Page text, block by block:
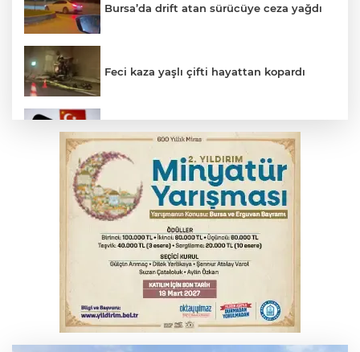
Bursa’da drift atan sürücüye ceza yağdı
Feci kaza yaşlı çifti hayattan kopardı
Resmi Gazete'de
Gençlerbirliği, Fenerbahçe maçı
hazırlıklarına başladı
Thorsten Fink, sağlık kontrolünden geçti
Salih Bademci ‘Sesler’le Bursa’da